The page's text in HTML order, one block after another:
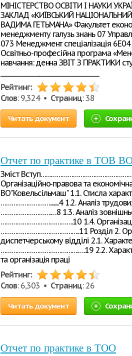
МІНІСТЕРСТВО ОСВІТИ І НАУКИ
ЗАКЛАД «КИЇВСЬКИЙ
ВАДИМА ГЕТЬМАНА» Факультет
менеджменту галузь знань 07
073 Менеджмент спеціалізація
Освітньо-професійна програма
навчання: денна ЗВІТ З ПРАКТИКИ
Рейтинг:
Слов: 9,324 • Страниц: 38
Читать документ
Отчет по практике в ТОВ
Зміст
Організаційно-правова та
ВО"Ковельсільмаш" 1.1. Стисла
……………………….........4 1.2. Аналіз
……………………….…8 1.3. Аналіз
………………………………….10 1.4.
……………………………………..11 Розділ 2.
диспетчерському відділі 2.1.
…………………………………….….19 2.2.
та організація праці
Рейтинг:
Слов: 6,303 • Страниц: 26
Читать документ
Отчет по практике в ТОО